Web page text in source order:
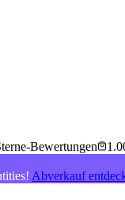
Bewertungen
Abverkauf